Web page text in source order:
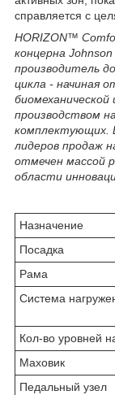
справляется с
HORIZON™
концерна
производитель
цикла - начиная
биомеханической
производством
комплектующих.
лидеров продаж
отмечен массой
области
Назначение
Посадка
Рама
Система
Кол-во уровней
Маховик
Педальный узел